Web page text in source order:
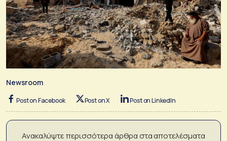
Newsroom
Post on Facebook Post on X Post on LinkedIn
Ανακαλύψτε περισσότερα άρθρα στα αποτελέσματα